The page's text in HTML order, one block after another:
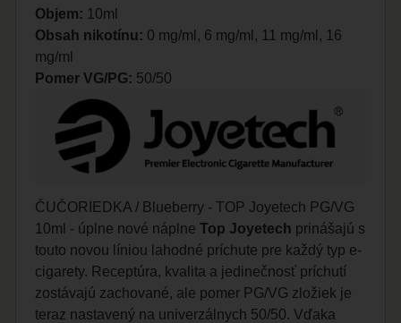
Objem: 10ml
Obsah nikotínu: 0 mg/ml, 6 mg/ml, 11 mg/ml, 16
mg/ml
Pomer VG/PG: 50/50
ČUČORIEDKA / Blueberry - TOP Joyetech PG/VG
10ml - úplne nové náplneTop Joyetech prinášajú s
touto novou líniou lahodné príchute pre každý typ e-
cigarety. Receptúra, kvalita a jedinečnosť príchutí
zostávajú zachované, ale pomer PG/VG zložiek je
teraz nastavený na univerzálnych 50/50. Vďaka